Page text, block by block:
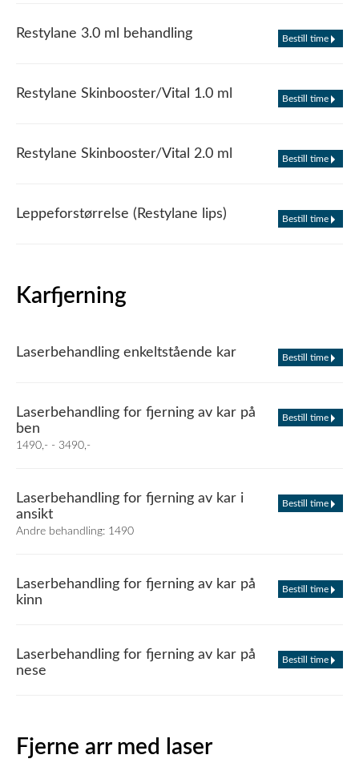
Restylane 3.0 ml behandling Bestill time
Restylane Skinbooster/Vital 1.0 ml Bestill time
Restylane Skinbooster/Vital 2.0 ml Bestill time
Leppeforstørrelse (Restylane lips) Bestill time
Karfjerning
Laserbehandling enkeltstående kar Bestill time
Laserbehandling for fjerning av kar på
ben
1490,- - 3490,-
Bestill time
Laserbehandling for fjerning av kar i
ansikt
Andre behandling: 1490
Bestill time
Laserbehandling for fjerning av kar på
kinn
Bestill time
Laserbehandling for fjerning av kar på
nese
Bestill time
Fjerne arr med laser